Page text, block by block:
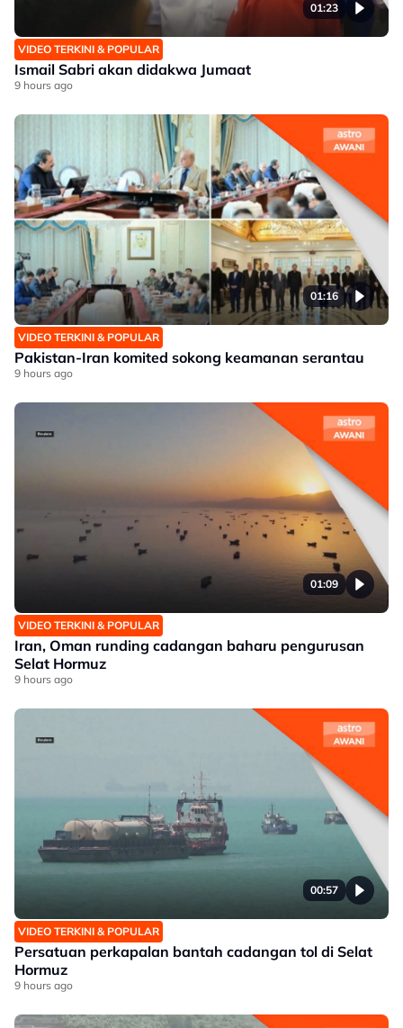
01:23
VIDEO TERKINI & POPULAR
Ismail Sabri akan didakwa Jumaat
9 hours ago
01:16
VIDEO TERKINI & POPULAR
Pakistan-Iran komited sokong keamanan serantau
9 hours ago
01:09
VIDEO TERKINI & POPULAR
Iran, Oman runding cadangan baharu pengurusan
Selat Hormuz
9 hours ago
00:57
VIDEO TERKINI & POPULAR
Persatuan perkapalan bantah cadangan tol di Selat
Hormuz
9 hours ago